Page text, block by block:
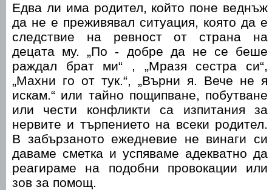
Едва ли има родител, който поне веднъж
да не е преживявал ситуация, която да е
следствие на ревност от страна на
децата му. „По - добре да не се беше
раждал брат ми“ , „Мразя сестра си“,
„Махни го от тук.“, „Върни я. Вече не я
искам.“ или тайно пощипване, побутване
или чести конфликти са изпитания за
нервите и търпението на всеки родител.
В забързаното ежедневие не винаги си
даваме сметка и успяваме адекватно да
реагираме на подобни провокации или
зов за помощ.